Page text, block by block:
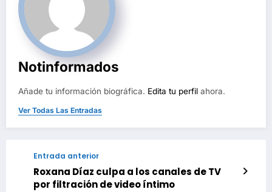
Notinformados
Añade tu información biográfica. Edita tu perfil ahora.
Ver Todas Las Entradas
Entrada anterior
Roxana Díaz culpa a los canales de TV
por filtración de video íntimo